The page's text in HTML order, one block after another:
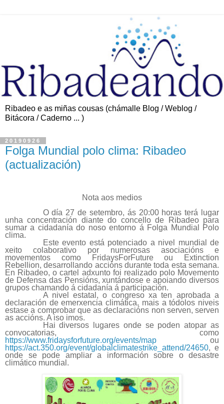
Ribadeo e as miñas cousas (chámalle Blog / Weblog /
Bitácora / Caderno ... )
20190926
Folga Mundial polo clima: Ribadeo
(actualización)
Nota aos medios
O día 27 de setembro, ás 20:00 horas terá lugar
unha concentración diante do concello de Ribadeo para
sumar a cidadanía do noso entorno á Folga Mundial Polo
clima.
Este evento está potenciado a nivel mundial de
xeito colaborativo por numerosas asociacións e
movementos como FridaysForFuture ou Extinction
Rebellion, desarrollando accións durante toda esta semana.
En Ribadeo, o cartel adxunto foi realizado polo Movemento
de Defensa das Pensións, xuntándose e apoiando diversos
grupos chamando á cidadanía á participación.
A nivel estatal, o congreso xa ten aprobada a
declaración de emerxencia climática, mais a tódolos niveis
estase a comprobar que as declaracións non serven, serven
as accións. A iso imos.
Hai diversos lugares onde se poden atopar as
convocatorias, como
https://www.fridaysforfuture.org/events/map ou
https://act.350.org/event/globalclimatestrike_attend/24650, e
onde se pode ampliar a información sobre o desastre
climático mundial.